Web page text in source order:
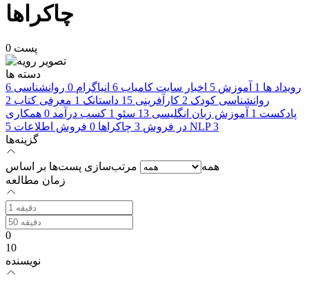
چاکراها
0 پست
دسته ها
رویداد ها 1 آموزش 5 اخبار سایت کامیاب 6 انیاگرام 0 روانشناسی 6
روانشناسی کودک 2 کارآفرینی 15 داستانک 1 معرفی کتاب 2
پادکست 1 آموزش زبان انگلیسی 13 سئو 1 کسب درآمد 0 همکاری
در فروش 3 چاکراها 0 فروش اطلاعات 5 NLP 3
گزینه‌ها
مرتب‌سازی پست‌ها بر اساس
همه
زمان مطالعه
0
10
نویسنده